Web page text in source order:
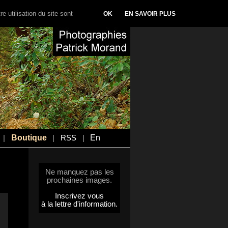
Boutique RSS En
Ne manquez pas les
prochaines images.
Inscrivez vous
à la lettre d'information.
utilisation du site sont OK EN SAVOIR PLUS